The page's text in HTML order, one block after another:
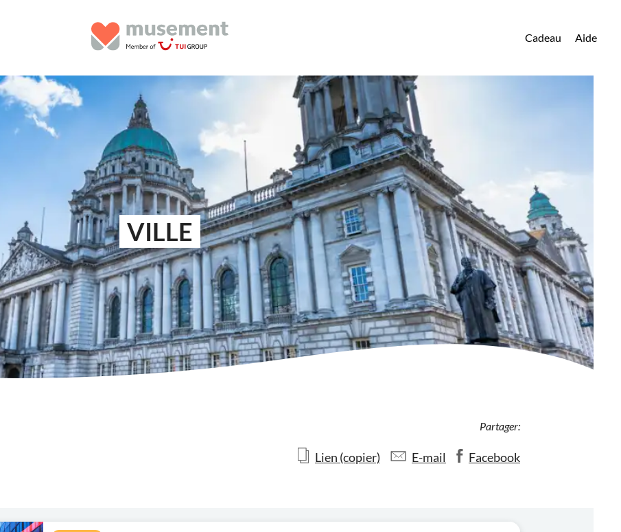
Cadeau Aide
VILLE
Partager:
Lien (copier) E-mail Facebook